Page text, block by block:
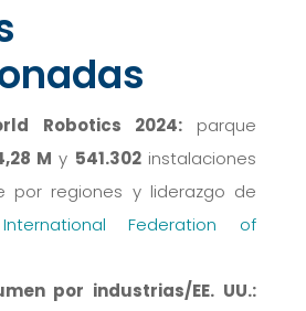
Robotics 2024:parque
M y 541.302instalaciones
por regiones y liderazgo de
Federation of
por industrias/EE. UU.: